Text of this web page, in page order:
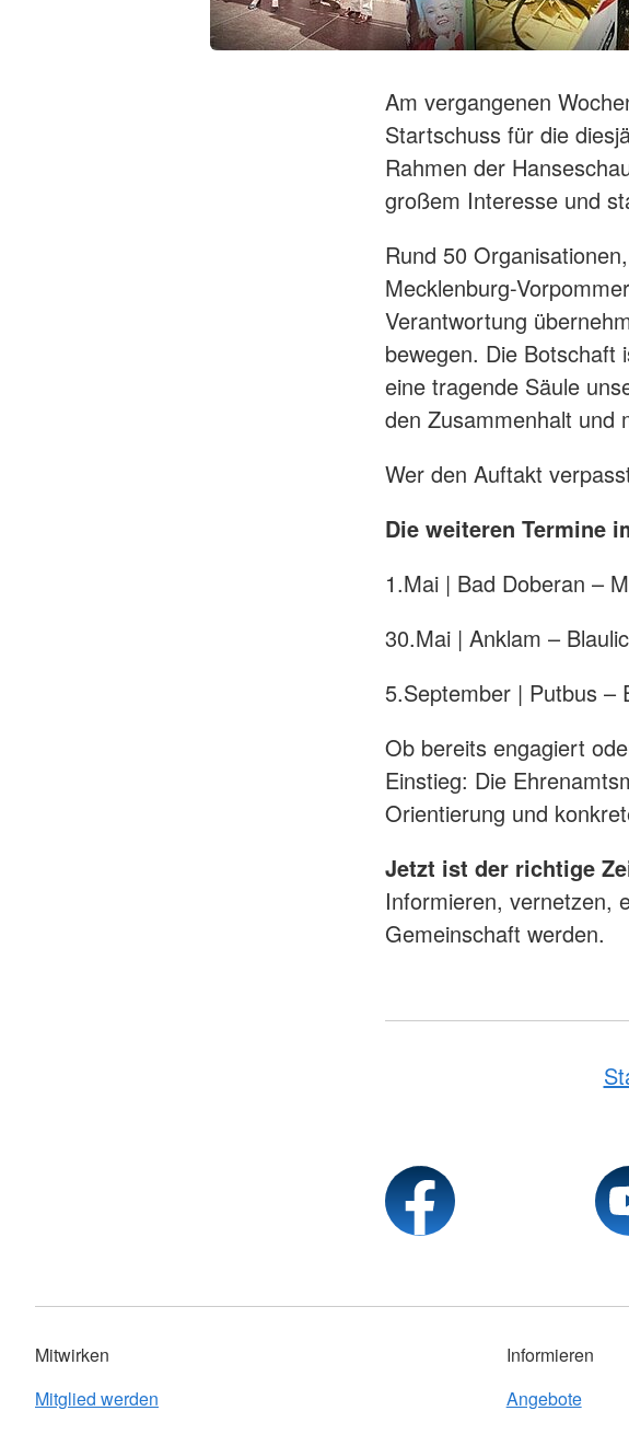
Am vergangenen
Startschuss für die
Rahmen der
großem Interesse und
Rund 50
Mecklenburg-
Verantwortung
bewegen. Die Botschaft
eine tragende Säule
den Zusammenhalt und
Wer den Auftakt
Die weiteren Termine
1.Mai | Bad Doberan –
30.Mai | Anklam –
5.September | Putbus –
Ob bereits engagiert
Einstieg: Die
Orientierung und
Jetzt ist der richtige
Informieren, vernetzen,
Gemeinschaft werden.
Mitwirken
Mitglied werden
Informieren
Angebote